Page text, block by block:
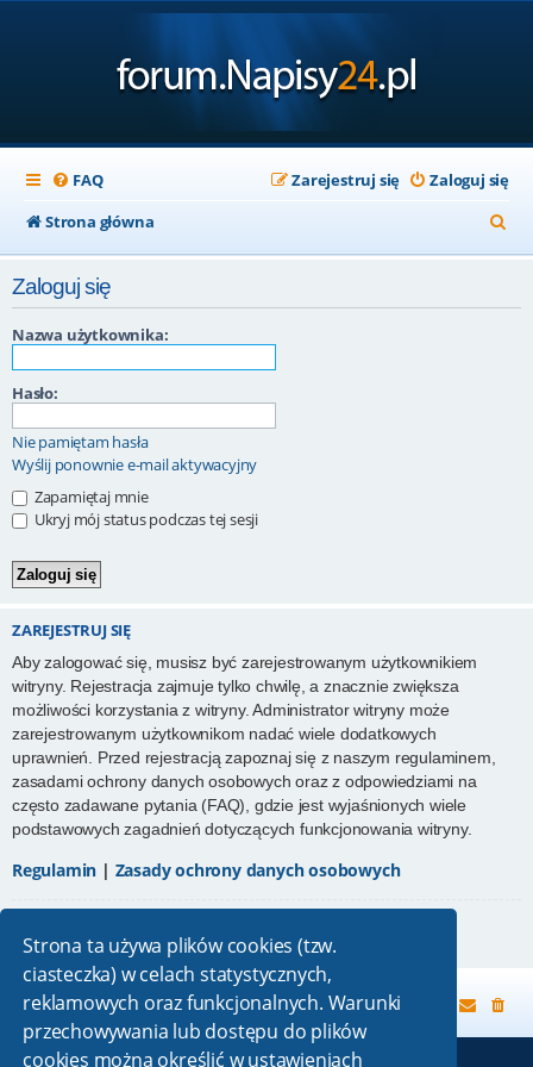
Strona ta używa plików cookies (tzw.
ciasteczka) w celach statystycznych,
reklamowych oraz funkcjonalnych. Warunki
przechowywania lub dostępu do plików
cookies można określić w ustawieniach
FAQ Zaloguj się
Zarejestruj się
Strona główna
z
Zaloguj się
Nazwa użytkownika:
Hasło:
Nie pamiętam hasła
Wyślij ponownie e-mail aktywacyjny
Zapamiętaj mnie
Ukryj mój status podczas tej sesji
ZAREJESTRUJ SIĘ
Aby zalogować się, musisz być zarejestrowanym użytkownikiem
witryny. Rejestracja zajmuje tylko chwilę, a znacznie zwiększa
możliwości korzystania z witryny. Administrator witryny może
zarejestrowanym użytkownikom nadać wiele dodatkowych
uprawnień. Przed rejestracją zapoznaj się z naszym regulaminem,
zasadami ochrony danych osobowych oraz z odpowiedziami na
często zadawane pytania (FAQ), gdzie jest wyjaśnionych wiele
podstawowych zagadnień dotyczących funkcjonowania witryny.
Regulamin | Zasady ochrony danych osobowych
Strona główna